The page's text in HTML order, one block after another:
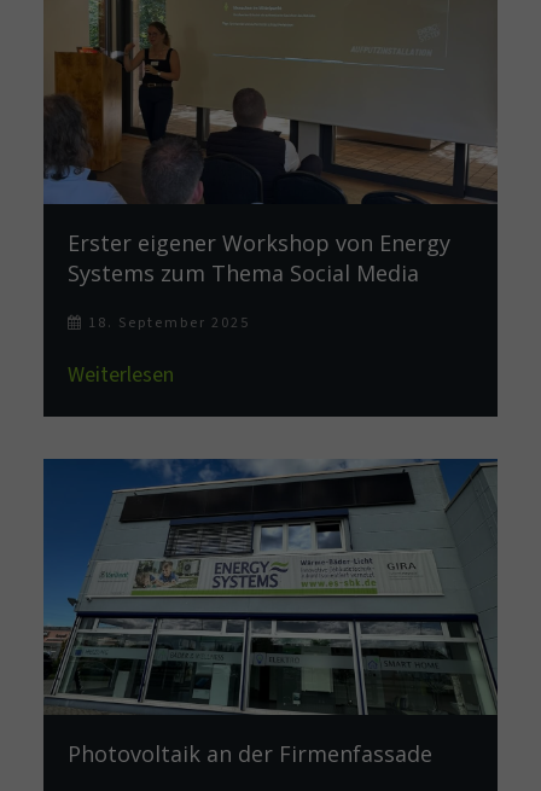
Erster eigener Workshop von Energy
Systems zum Thema Social Media
18. September 2025
Weiterlesen
Photovoltaik an der Firmenfassade